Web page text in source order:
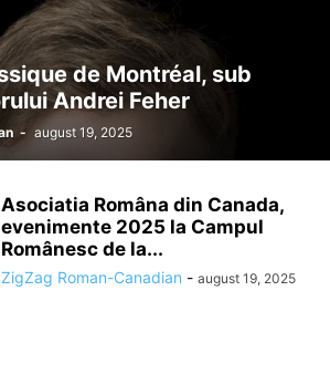
de Montréal, sub
Andrei Feher
- august 19, 2025
Asociatia Româna din Canada,
evenimente 2025 la Campul
Românesc de la...
ZigZag Roman-Canadian - august 19, 2025